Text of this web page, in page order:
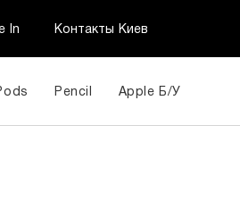
In Контакты Киев
Pencil Apple Б/У